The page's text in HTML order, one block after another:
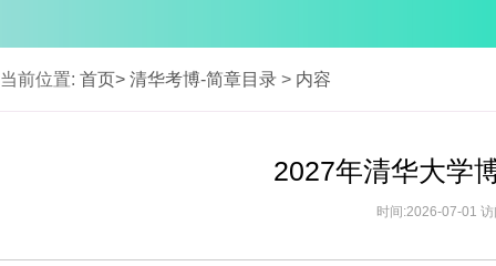
当前位置: 首页> 清华考博-简章目录 > 内容
2027年清华大学
时间:2026-07-01